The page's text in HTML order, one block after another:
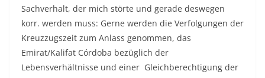
Sachverhalt, der mich störte und gerade deswegen
korr. werden muss: Gerne werden die Verfolgungen der
Kreuzzugszeit zum Anlass genommen, das
Emirat/Kalifat Córdoba bezüglich der
Lebensverhältnisse und einer Gleichberechtigung der